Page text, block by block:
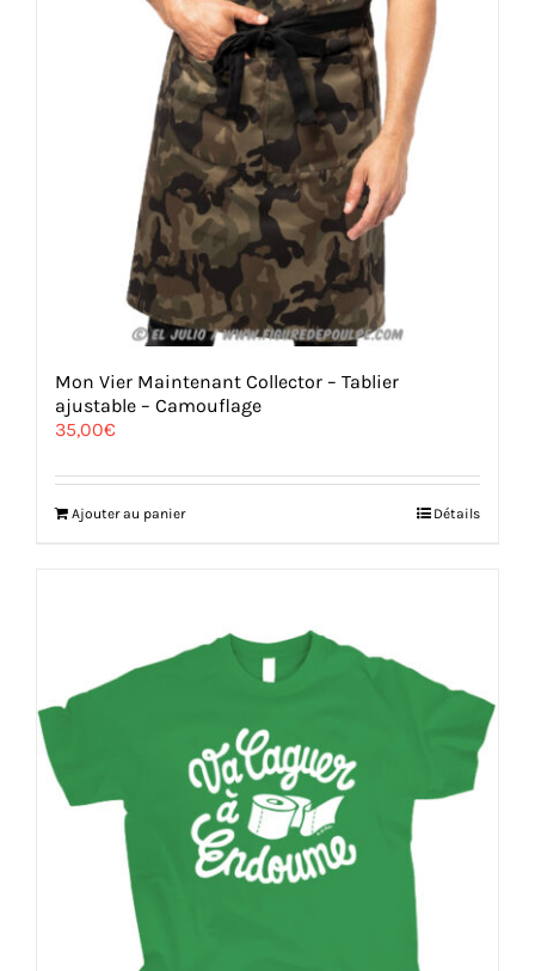
Mon Vier Maintenant Collector – Tablier
ajustable – Camouflage
35,00€
Ajouter au panier Détails